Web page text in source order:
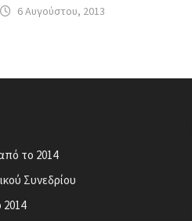
6 Αυγούστου, 2013
το 2014
Συνεδρίου
2014